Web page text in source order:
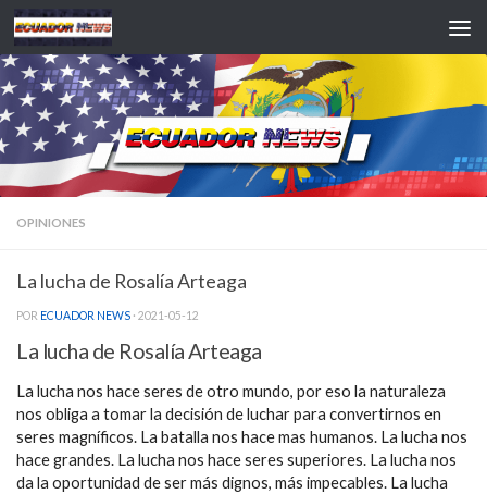
Saltar al contenido
OPINIONES
La lucha de Rosalía Arteaga
POR ECUADOR NEWS · 2021-05-12
La lucha de Rosalía Arteaga
La lucha nos hace seres de otro mundo, por eso la naturaleza
nos obliga a tomar la decisión de luchar para convertirnos en
seres magníficos. La batalla nos hace mas humanos. La lucha nos
hace grandes. La lucha nos hace seres superiores. La lucha nos
da la oportunidad de ser más dignos, más impecables. La lucha